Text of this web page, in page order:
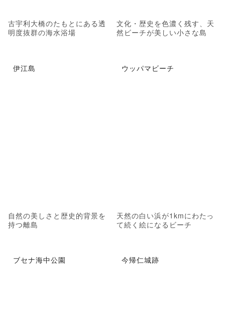
古宇利大橋のたもとにある透
明度抜群の海水浴場
文化・歴史を色濃く残す、天
然ビーチが美しい小さな島
伊江島
自然の美しさと歴史的背景を
持つ離島
ウッパマビーチ
天然の白い浜が1kmにわたっ
て続く絵になるビーチ
ブセナ海中公園 今帰仁城跡